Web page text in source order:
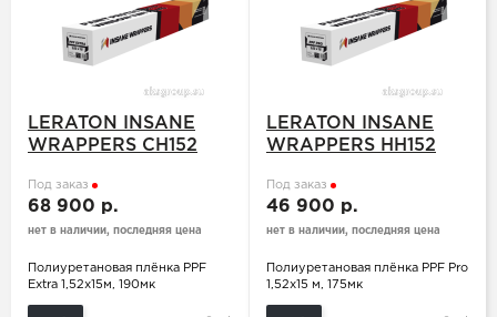
LERATON INSANE
WRAPPERS CH152
Под заказ
68 900 р.
нет в наличии, последняя цена
Полиуретановая плёнка PPF
Extra 1,52x15м, 190мк
LERATON INSANE
WRAPPERS HH152
Под заказ
46 900 р.
нет в наличии, последняя цена
Полиуретановая плёнка PPF Pro
1,52x15 м, 175мк